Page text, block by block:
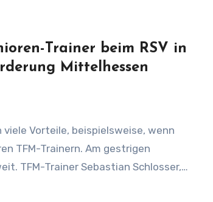
Trainer beim RSV in
Mittelhessen​
Vorteile, beispielsweise, wenn
TFM-Trainern. Am gestrigen
TFM-Trainer Sebastian Schlosser,…